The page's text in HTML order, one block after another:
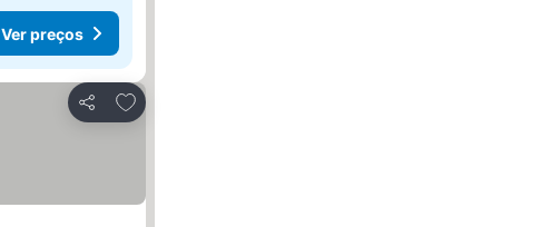
Ver preços
Partilhar
Adicionar aos favoritos